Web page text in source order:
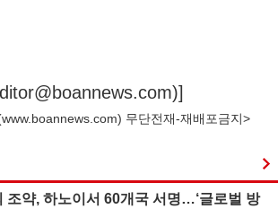
)]
www.boannews.com) 무단전재-재배포금지>
조약, 하노이서 60개국 서명…‘글로벌 방